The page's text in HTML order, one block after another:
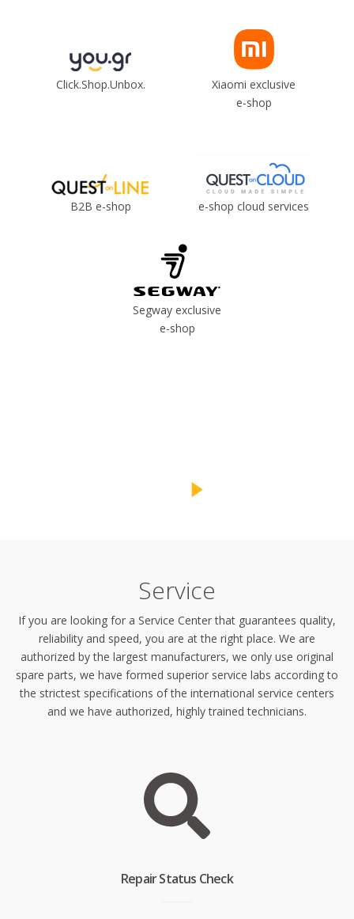
Click.Shop.Unbox.
Xiaomi exclusive
e-shop
B2B e-shop e-shop cloud services
Segway exclusive
e-shop
Service
If you are looking for a Service Center that guarantees quality,
reliability and speed, you are at the right place. We are
authorized by the largest manufacturers, we only use original
spare parts, we have formed superior service labs according to
the strictest specifications of the international service centers
and we have authorized, highly trained technicians.
Repair Status Check